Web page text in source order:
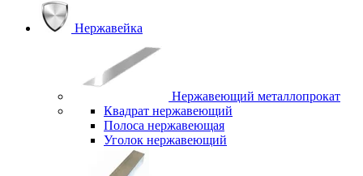
Нержавейка
Нержавеющий металлопрокат
Квадрат нержавеющий
Полоса нержавеющая
Уголок нержавеющий